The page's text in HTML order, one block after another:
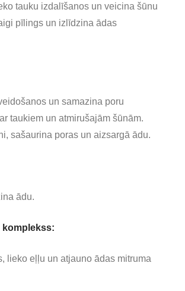
tauku izdalīšanos un veicina šūnu
pīlings un izlīdzina ādas
un samazina poru
taukiem un atmirušajām šūnām.
sašaurina poras un aizsargā ādu.
ādu.
komplekss:
lieko eļļu un atjauno ādas mitruma